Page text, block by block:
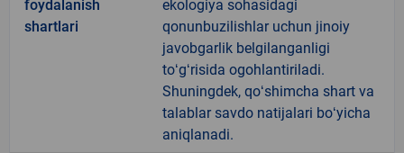
foydalanish
shartlari
ekologiya sohasidagi
qonunbuzilishlar uchun jinoiy
javobgarlik belgilanganligi
toʻgʻrisida ogohlantiriladi.
Shuningdek, qoʻshimcha shart va
talablar savdo natijalari boʻyicha
aniqlanadi.